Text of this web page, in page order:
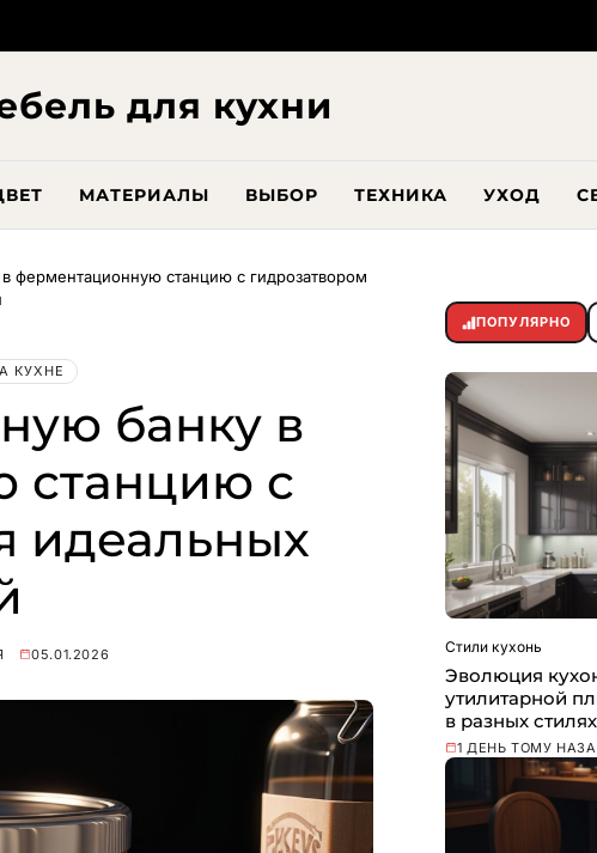
для кухни
МАТЕРИАЛЫ ВЫБОР ТЕХНИКА УХОД
ферментационную станцию с гидрозатвором
КУХНЕ
банку в
станцию с
идеальных
05.01.2026
ПОПУЛЯРНО
Стили кухонь
Эволюция
утилитарной
в разных стилях
1 ДЕНЬ ТОМУ